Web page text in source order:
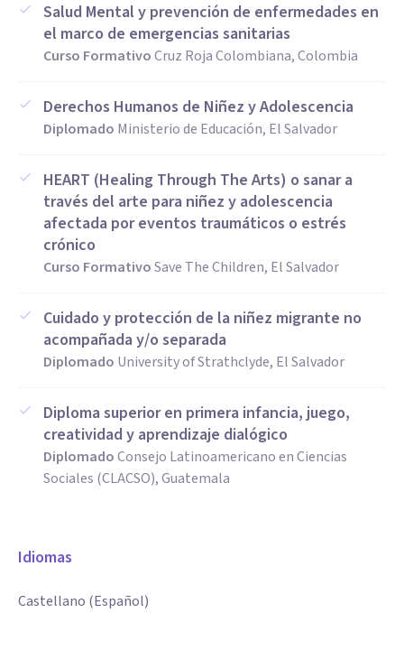
Salud Mental y prevención de enfermedades en
el marco de emergencias sanitarias
Curso FormativoCruz Roja Colombiana, Colombia
Derechos Humanos de Niñez y Adolescencia
Diplomado Ministerio de Educación, El Salvador
HEART (Healing Through The Arts) o sanar a
través del arte para niñez y adolescencia
afectada por eventos traumáticos o estrés
crónico
Curso FormativoSave The Children, El Salvador
Cuidado y protección de la niñez migrante no
acompañada y/o separada
Diplomado University of Strathclyde, El Salvador
Diploma superior en primera infancia, juego,
creatividad y aprendizaje dialógico
DiplomadoConsejo Latinoamericano en Ciencias
Sociales (CLACSO), Guatemala
Idiomas
Castellano (Español)